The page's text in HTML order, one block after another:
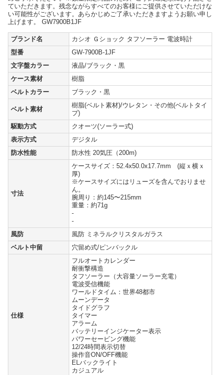
ていただきます。残念ながらすべてのお客様にご提供させていただけな
い可能性がございます。あらかじめご了承いただきますようお願い申し
上げます。 GW7900B1JF
ブランド名
カシオ Ｇショック タフソーラー 電波時計
型番
GW-7900B-1JF
文字盤カラー
液晶/ブラック・黒
ケース素材
樹脂
ベルトカラー
ブラック・黒
ベルト素材
樹脂(ベルト素材)/ウレタン・その他(ベルトタイ
プ)
駆動方式
クオーツ(ソーラー式)
表示方式
デジタル
防水性能
防水性 20気圧（200m)
寸法
ケースサイズ：52.4x50.0x17.7mm (縦ｘ横ｘ
厚)
※ケースサイズにはリューズを含んでおりませ
ん。
腕周り：約145〜215mm
重量：約71g
-
-
風防
風防 ミネラルクリスタルガラス
ベルト中留
穴留め式/ピンバックル
仕様
フルオートカレンダー
耐衝撃構造
タフソーラー（大容量ソーラー充電）
電波受信機能
ワールドタイム：世界48都市
ムーンデータ
タイドグラフ
タイマー
アラーム
バッテリーインジケーター表示
パワーセービング機能
12/24時間表示切替
操作音ON/OFF機能
ELバックライト
カジュアル